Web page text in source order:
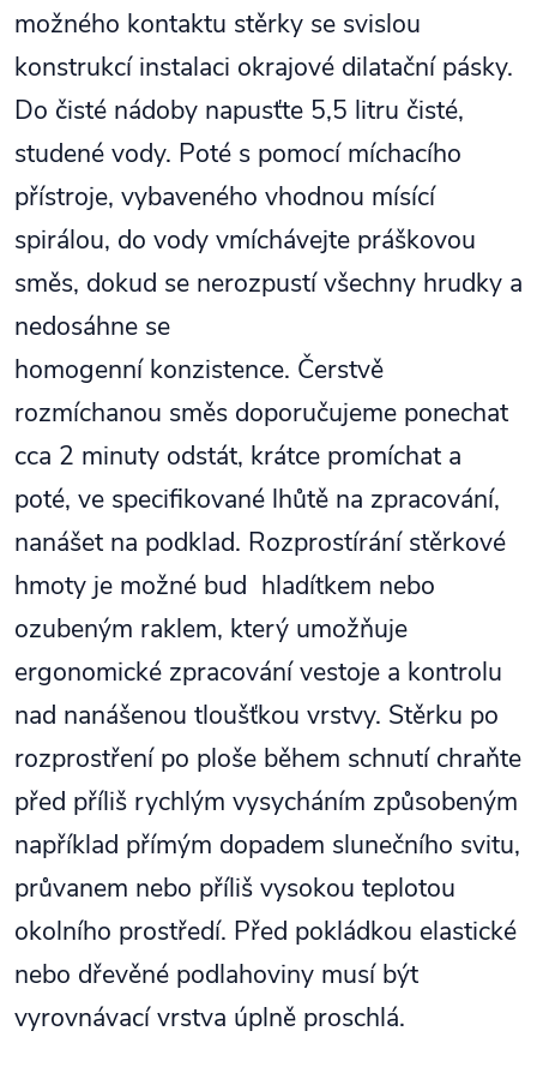
možného kontaktu stěrky se svislou
konstrukcí instalaci okrajové dilatační pásky.
Do čisté nádoby napusťte 5,5 litru čisté,
studené vody. Poté s pomocí míchacího
přístroje, vybaveného vhodnou mísící
spirálou, do vody vmíchávejte práškovou
směs, dokud se nerozpustí všechny hrudky a
nedosáhne se
homogenní konzistence. Čerstvě
rozmíchanou směs doporučujeme ponechat
cca 2 minuty odstát, krátce promíchat a
poté, ve specifikované lhůtě na zpracování,
nanášet na podklad. Rozprostírání stěrkové
hmoty je možné bud hladítkem nebo
ozubeným raklem, který umožňuje
ergonomické zpracování vestoje a kontrolu
nad nanášenou tloušťkou vrstvy. Stěrku po
rozprostření po ploše během schnutí chraňte
před příliš rychlým vysycháním způsobeným
například přímým dopadem slunečního svitu,
průvanem nebo příliš vysokou teplotou
okolního prostředí. Před pokládkou elastické
nebo dřevěné podlahoviny musí být
vyrovnávací vrstva úplně proschlá.